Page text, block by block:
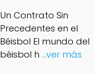
Un Contrato Sin
Precedentes en el
Béisbol El mundo del
béisbol h ...ver más